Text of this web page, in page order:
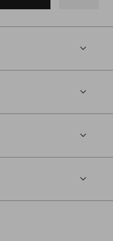
til